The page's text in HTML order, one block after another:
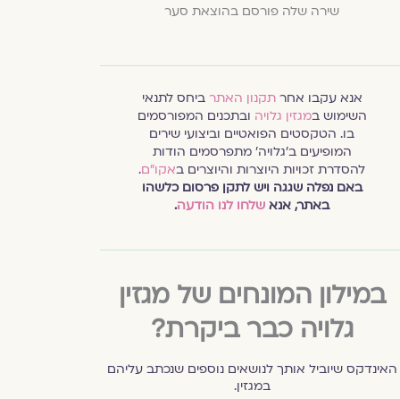
שירה שלה פורסם בהוצאת סער
אנא עקבו אחרתקנון האתר ביחס לתנאי
השימוש במגזין גלויה ובתכנים המפורסמים
בו. הטקסטים הפואטיים וביצועי שירים
המופיעים ב׳גלויה׳ מתפרסמים הודות
להסדרת זכויות היוצרות והיוצרים באקו״ם.
באם נפלה שגגה ויש לתקן פרסום כלשהו
באתר, אנא שלחו לנו הודעה.
במילון המונחים של מגזין
גלויה כבר ביקרת?
האינדקס שיוביל אותך לנושאים נוספים שנכתב עליהם
במגזין.